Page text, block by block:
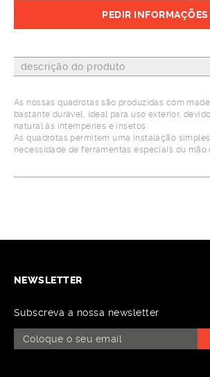
PEDIR INFORMAÇÕES
descrição do produto
As nossas quadrotas são produzidas com
bastante durável, ideal para uso exterior,
natural às intempéries e insetos.
As quadrotas permitem uma instalação
necessidade de ferramentas especiais ou mão
NEWSLETTER
Subscreva a nossa newsletter